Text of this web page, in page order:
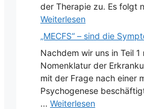
der Therapie zu. Es folgt
Weiterlesen
„MECFS“ – sind die
Nachdem wir uns in Teil 1
Nomenklatur der
mit der Frage nach einer
Psychogenese
... Weiterlesen